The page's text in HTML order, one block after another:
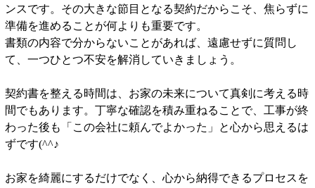
ンスです。その大きな節目となる契約だからこそ、焦らずに
準備を進めることが何よりも重要です。
書類の内容で分からないことがあれば、遠慮せずに質問し
て、一つひとつ不安を解消していきましょう。
契約書を整える時間は、お家の未来について真剣に考える時
間でもあります。丁寧な確認を積み重ねることで、工事が終
わった後も「この会社に頼んでよかった」と心から思えるは
ずです(^^♪
お家を綺麗にするだけでなく、心から納得できるプロセスを